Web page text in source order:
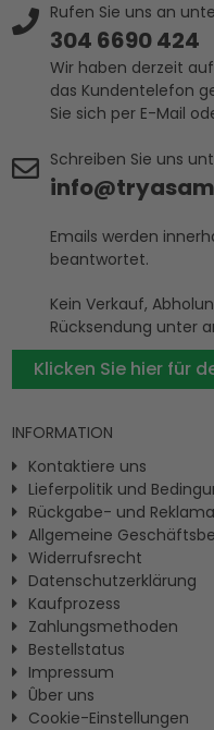
Rufen Sie uns an
304 6690 424
Wir haben derzeit
das Kundentelefon
Sie sich per E-Mail
Schreiben Sie uns
Emails werden
beantwortet.
Kein Verkauf,
Rücksendung unter
Klicken Sie hier für
INFORMATION
Kontaktiere uns
Lieferpolitik und
Rückgabe- und
Allgemeine
Widerrufsrecht
Datenschutzerklärung
Kaufprozess
Zahlungsmethoden
Bestellstatus
Impressum
Ûber uns
Cookie-Einstellungen